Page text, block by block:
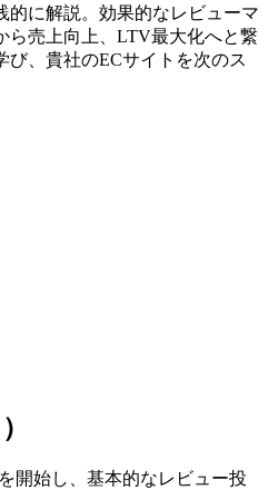
的に解説。効果的なレビューマ
ら売上向上、LTV最大化へと繋
び、貴社のECサイトを次のス
開始し、基本的なレビュー投